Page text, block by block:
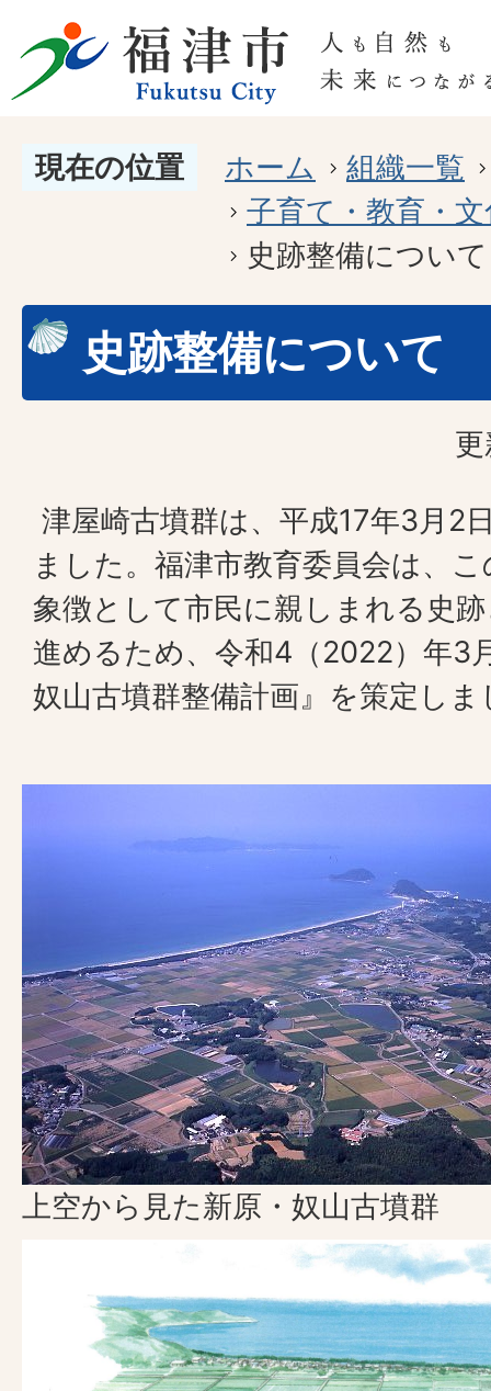
現在の位置 ホーム
組織一覧
子育て・教育・
史跡整備について
史跡整備について
津屋崎古墳群は、平成17年3月2
ました。福津市教育委員会は、
象徴として市民に親しまれる史
進めるため、令和4（2022）年3
奴山古墳群整備計画』を策定しま
上空から見た新原・奴山古墳群